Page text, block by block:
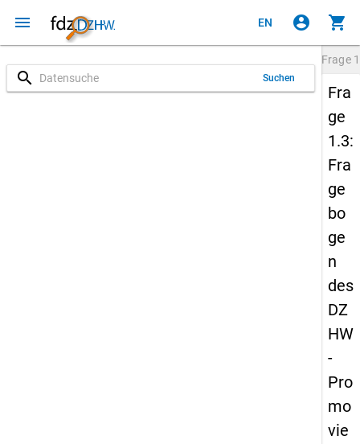
menu EN account_circle shopping_cart
search Suchen
Frage
Fra
ge
1.3:
Fra
ge
bo
ge
n
des
DZ
HW
-
Pro
mo
vie